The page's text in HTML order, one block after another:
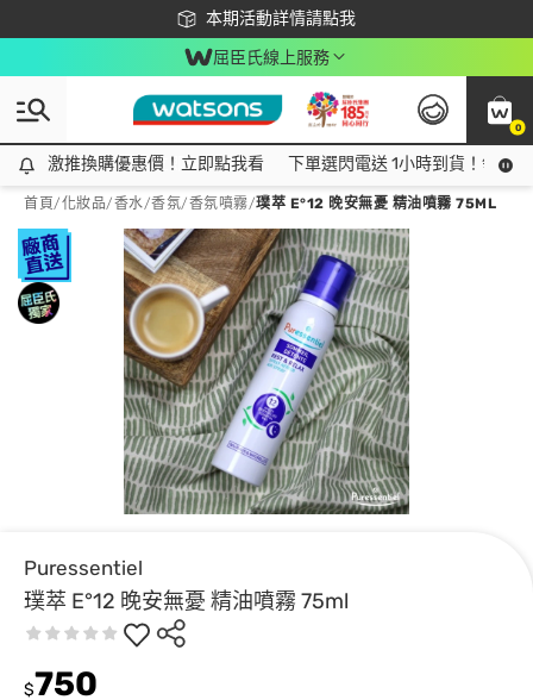
本期活動詳情請點我
下載app最高回饋$350
屈臣氏線上服務
0
激推換購優惠價！立即點我看
激推換購優惠價！立即點我看 下單選閃電送 1小時到貨！領神
首頁/化妝品/香水/香氛/香氛噴霧/璞萃 E°12 晚安無憂 精油噴霧 75ML
Puressentiel
璞萃 E°12 晚安無憂 精油噴霧 75ml
$750